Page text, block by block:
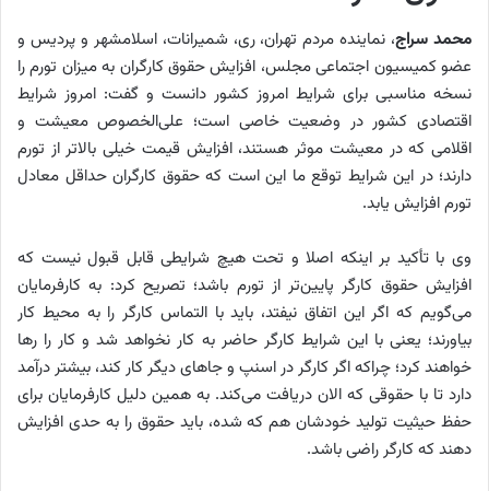
محمد سراج، نماینده مردم تهران، ری، شمیرانات، اسلامشهر و پردیس و
عضو کمیسیون اجتماعی مجلس، افزایش حقوق کارگران به میزان تورم را
نسخه مناسبی برای شرایط امروز کشور دانست و گفت: امروز شرایط
اقتصادی کشور در وضعیت خاصی است؛ علی‌الخصوص معیشت و
اقلامی که در معیشت موثر هستند، افزایش قیمت خیلی بالاتر از تورم
دارند؛ در این شرایط توقع ما این است که حقوق کارگران حداقل معادل
تورم افزایش یابد.
وی با تأکید بر اینکه اصلا و تحت هیچ شرایطی قابل قبول نیست که
افزایش حقوق کارگر پایین‌تر از تورم باشد؛ تصریح کرد: به کارفرمایان
می‌گویم که اگر این اتفاق نیفتد، باید با التماس کارگر را به محیط کار
بیاورند؛ یعنی با این شرایط کارگر حاضر به کار نخواهد شد و کار را رها
خواهند کرد؛ چراکه اگر کارگر در اسنپ و جاهای دیگر کار کند، بیشتر درآمد
دارد تا با حقوقی که الان دریافت می‌کند. به همین دلیل کارفرمایان برای
حفظ حیثیت تولید خودشان هم که شده، باید حقوق را به حدی افزایش
دهند که کارگر راضی باشد.